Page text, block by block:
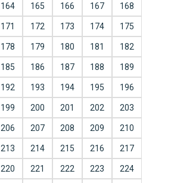
164 165 166 167 168
171 172 173 174 175
178 179 180 181 182
185 186 187 188 189
192 193 194 195 196
199 200 201 202 203
206 207 208 209 210
213 214 215 216 217
220 221 222 223 224